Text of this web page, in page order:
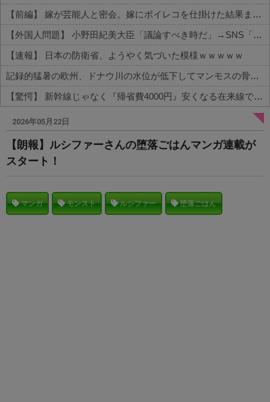
【前編】 嫁が芸能人と密会。嫁にボイレコを仕掛けた結果まさかの
【外国人問題】 小野田紀美大臣「議論すべき時だ」→SNS「まだ議論もしてなかったんだ...」→小野田大臣「これが進歩状況です」めちゃくちゃ仕事して...
【速報】 日本の防衛省、ようやく気づいた模様ｗｗｗｗｗ
記録的猛暑の欧州、ドナウ川の水位が低下してマンモスの骨や沈没したドイツ軍の戦艦が出現
【驚愕】 新幹線じゃなく『帰省費4000円』安くなる在来線で帰省した結果ｗｗｗｗｗ
Powered by livedoor 相互RSS
2026年05月22日
【朗報】ルシファーさんの堕落ごはんマンガ連載が
スタート！
マンガ モンスト ルシファー 堕落ごはん